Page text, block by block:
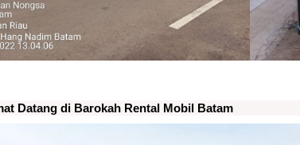
Datang di Barokah Rental Mobil Batam